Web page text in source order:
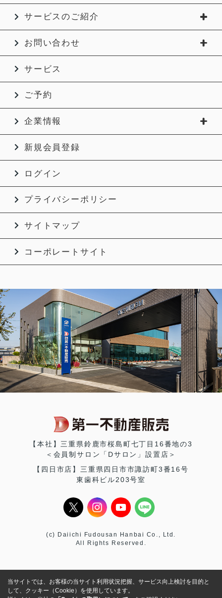
サービスのご紹介
お問い合わせ
サービス
ご予約
企業情報
新規会員登録
ログイン
プライバシーポリシー
サイトマップ
コーポレートサイト
【本社】三重県鈴鹿市桜島町七丁目16番地の3
＜会員制サロン「Dサロン」設置店＞
【四日市店】三重県四日市市諏訪町3番16号
東歯科ビル203号室
(c) Daiichi Fudousan Hanbai Co., Ltd.
All Rights Reserved.
当サイトでは、お客様の当サイト利用状況把握、サービス向上検討を目的と
して、クッキー（Cookie）を使用しています。